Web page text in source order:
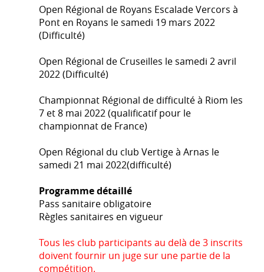
Open Régional de Royans Escalade Vercors à
Pont en Royans le samedi 19 mars 2022
(Difficulté)
Open Régional de Cruseilles le samedi 2 avril
2022 (Difficulté)
Championnat Régional de difficulté à Riom les
7 et 8 mai 2022 (qualificatif pour le
championnat de France)
Open Régional du club Vertige à Arnas le
samedi 21 mai 2022(difficulté)
Programme détaillé
Pass sanitaire obligatoire
Règles sanitaires en vigueur
Tous les club participants au delà de 3 inscrits
doivent fournir un juge sur une partie de la
compétition.